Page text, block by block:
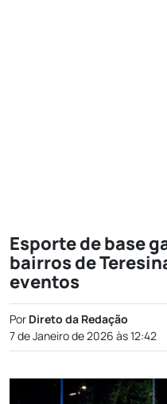
Esporte de base
bairros de
eventos
Por Direto da Redação
7 de Janeiro de 2026 às 12:42